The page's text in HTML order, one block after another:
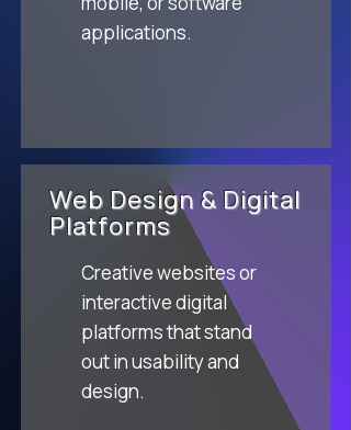
applications.​
Web Design & Digital
Platforms
Creative websites or
interactive digital
platforms that stand
out in usability and
design.